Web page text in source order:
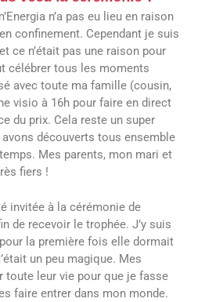
n’a pas eu lieu en raison
confinement. Cependant je suis
ce n’était pas une raison pour
célébrer tous les moments
avec toute ma famille (cousin,
visio à 16h pour faire en direct
du prix. Cela reste un super
découverts tous ensemble
Mes parents, mon mari et
fiers !
invitée à la cérémonie de
de recevoir le trophée. J’y suis
la première fois elle dormait
un peu magique. Mes
toute leur vie pour que je fasse
faire entrer dans mon monde.